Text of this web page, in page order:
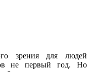
зрения для людей
не первый год. Но